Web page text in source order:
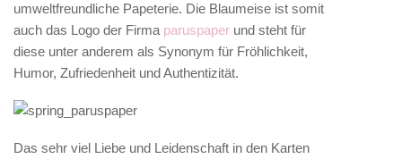
umweltfreundliche Papeterie. Die Blaumeise ist somit
auch das Logo der Firma paruspaper und steht für
diese unter anderem als Synonym für Fröhlichkeit,
Humor, Zufriedenheit und Authentizität.
Das sehr viel Liebe und Leidenschaft in den Karten